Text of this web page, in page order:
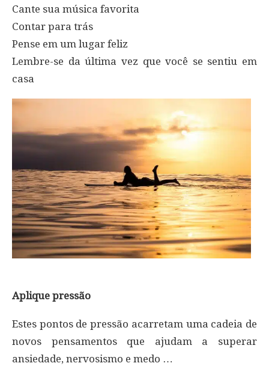
Cante sua música favorita
Contar para trás
Pense em um lugar feliz
Lembre-se da última vez que você se sentiu em
casa
Aplique pressão
Estes pontos de pressão acarretam uma cadeia de
novos pensamentos que ajudam a superar
ansiedade, nervosismo e medo …